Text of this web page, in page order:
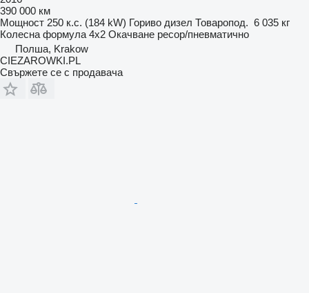
390 000 км
Мощност 250 к.с. (184 kW) Гориво дизел Товаропод. 6 035 кг
Колесна формула 4x2 Окачване ресор/пневматично
Полша, Krakow
CIEZAROWKI.PL
Свържете се с продавача